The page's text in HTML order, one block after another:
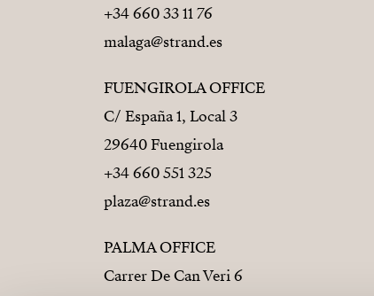
+34 660 33 11 76
malaga@strand.es
FUENGIROLA OFFICE
C/ España 1, Local 3
29640 Fuengirola
+34 660 551 325
plaza@strand.es
PALMA OFFICE
Carrer De Can Veri 6